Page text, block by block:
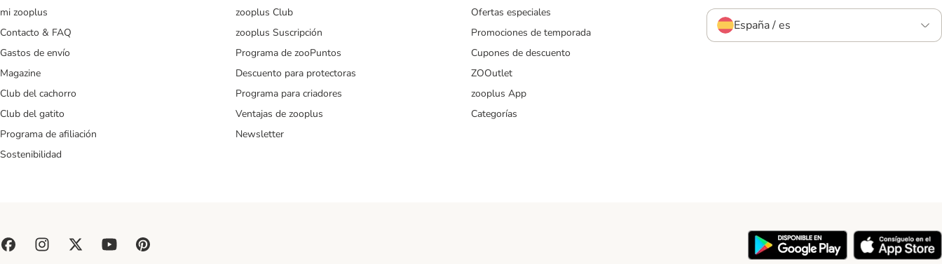
mi zooplus
Contacto & FAQ
Gastos de envío
Magazine
Club del cachorro
Club del gatito
Programa de afiliación
Sostenibilidad
zooplus Club
zooplus Suscripción
Programa de zooPuntos
Descuento para protectoras
Programa para criadores
Ventajas de zooplus
Newsletter
Ofertas especiales
Promociones de temporada
Cupones de descuento
ZOOutlet
zooplus App
Categorías
España / es